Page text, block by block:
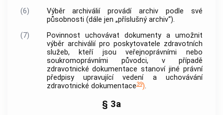
(6)
Výběr archiváliíprovádíarchiv podle své
působnosti (dále jen „příslušný archiv“).
(7)
Povinnost uchovávat dokumentya umožnit
výběr archiváliípro poskytovatele zdravotních
služeb, kteří jsou veřejnoprávními nebo
soukromoprávními původci, v případě
zdravotnické dokumentace stanoví jiné právní
předpisy upravující vedení a uchovávání
zdravotnické dokumentace39).
§ 3a